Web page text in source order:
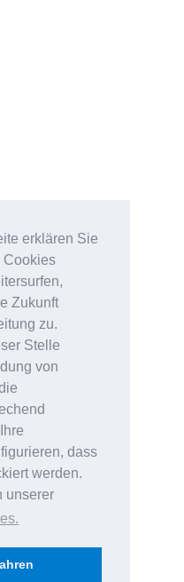
erklären Sie
Cookies
Zukunft
zu.
Stelle
von
dass
werden.
unserer
.